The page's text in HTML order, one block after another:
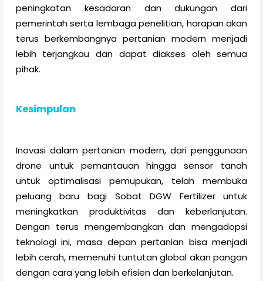
peningkatan kesadaran dan dukungan dari
pemerintah serta lembaga penelitian, harapan akan
terus berkembangnya pertanian modern menjadi
lebih terjangkau dan dapat diakses oleh semua
pihak.
Kesimpulan
Inovasi dalam pertanian modern, dari penggunaan
drone untuk pemantauan hingga sensor tanah
untuk optimalisasi pemupukan, telah membuka
peluang baru bagi Sobat DGW Fertilizer untuk
meningkatkan produktivitas dan keberlanjutan.
Dengan terus mengembangkan dan mengadopsi
teknologi ini, masa depan pertanian bisa menjadi
lebih cerah, memenuhi tuntutan global akan pangan
dengan cara yang lebih efisien dan berkelanjutan.